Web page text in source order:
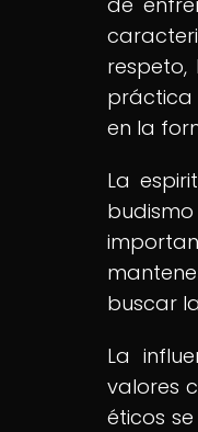
práctica
en la
La
buscar
La
valores
éticos